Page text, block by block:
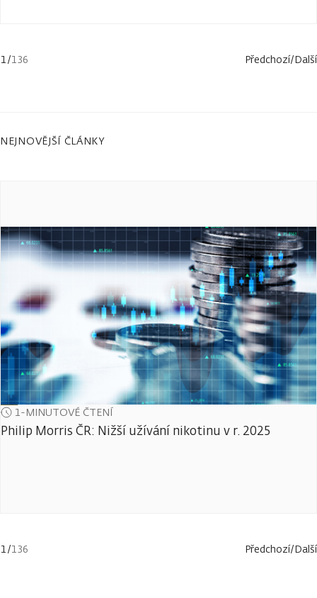
1/136 Předchozí/Další
NEJNOVĚJŠÍ ČLÁNKY
1-MINUTOVÉ ČTENÍ
Philip Morris ČR: Nižší užívání nikotinu v r. 2025
1/136 Předchozí/Další